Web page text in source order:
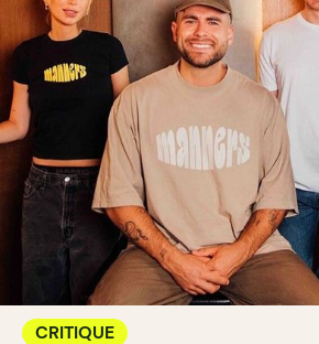
CRITIQUE